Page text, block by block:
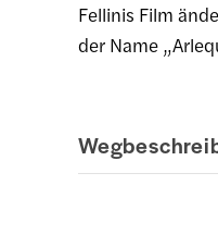
Fellinis Film
der Name